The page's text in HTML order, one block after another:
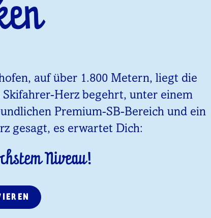
auf über 1.800 Metern, liegt die
Herz begehrt, unter einem
Premium-SB-Bereich und ein
gesagt, es erwartet Dich:
Niveau!